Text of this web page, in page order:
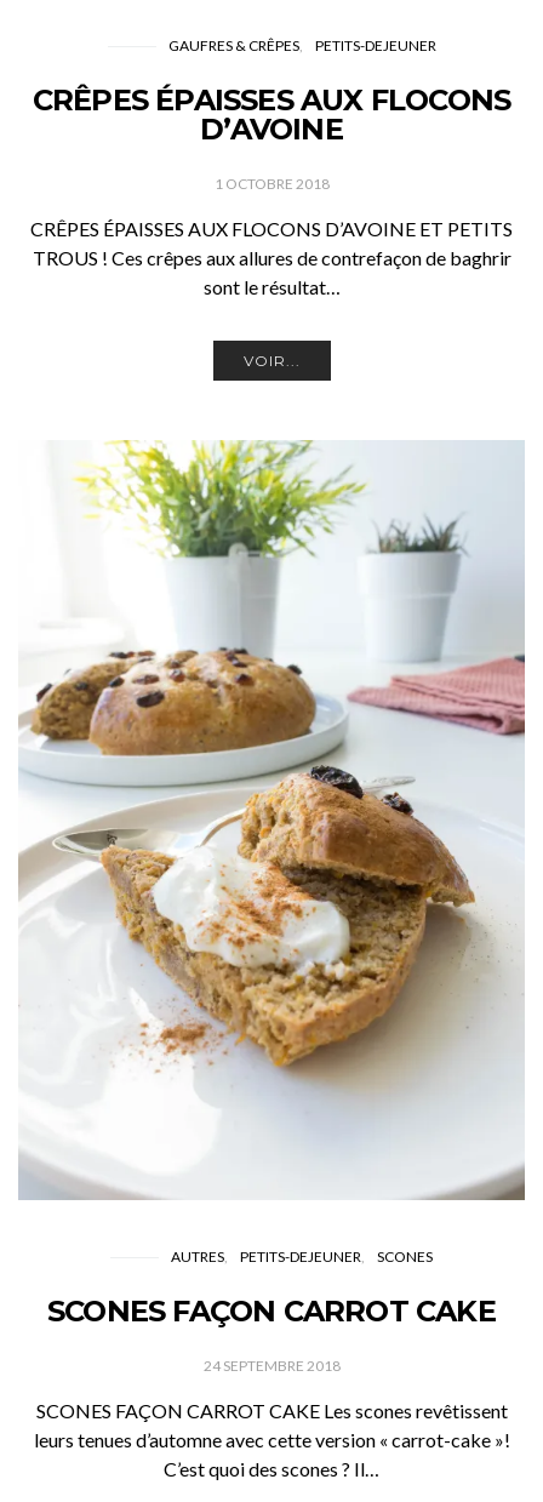
GAUFRES & CRÊPES PETITS-DEJEUNER
CRÊPES ÉPAISSES AUX FLOCONS
D’AVOINE
1 OCTOBRE 2018
CRÊPES ÉPAISSES AUX FLOCONS D’AVOINE ET PETITS
TROUS ! Ces crêpes aux allures de contrefaçon de baghrir
sont le résultat…
VOIR...
AUTRES PETITS-DEJEUNER SCONES
SCONES FAÇON CARROT CAKE
24 SEPTEMBRE 2018
SCONES FAÇON CARROT CAKE Les scones revêtissent
leurs tenues d’automne avec cette version « carrot-cake »!
C’est quoi des scones ? Il…